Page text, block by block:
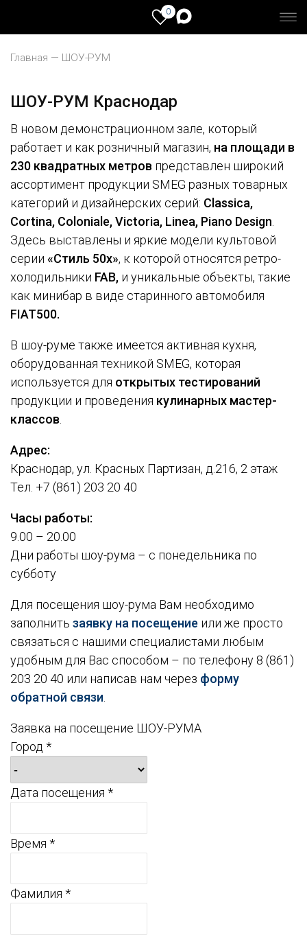
0
Главная ШОУ-РУМ
ШОУ-РУМ Екатеринбург
ШОУ-РУМ Москва
ШОУ-РУМ Краснодар
Новосибирск
ШОУ-РУМ Краснодар
В новом демонстрационном зале, который
работает и как розничный магазин, на площади в
230 квадратных метров представлен широкий
ассортимент продукции SMEG разных товарных
категорий и дизайнерских серий: Classica,
Cortina, Coloniale,Victoria, Linea, Piano Design
Здесь выставлены и яркие модели культовой
серии «Стиль 50х», к которой относятся ретро-
холодильники FAB, и уникальные объекты, такие
как минибар в виде старинного автомобиля
FIAT500.
В шоу-руме также имеется активная кухня,
оборудованная техникой SMEG, которая
используется для открытых тестирований
продукции и проведения кулинарных мастер-
классов
Адрес:
Краснодар, ул. Красных Партизан, д.216, 2 этаж
Тел. +7 (861) 203 20 40
Часы работы:
9.00 – 20.00
Дни работы шоу-рума – с понедельника по
субботу
Для посещения шоу-рума Вам необходимо
заполнить заявку на посещение или же просто
связаться с нашими специалистами любым
удобным для Вас способом – по телефону 8 (861)
203 20 40 или написав нам через форму
обратной связи
Заявка на посещение ШОУ-РУМА
Город *
Дата посещения *
Время *
Фамилия *